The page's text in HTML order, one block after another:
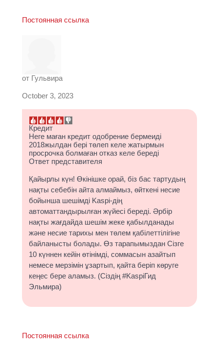
Постоянная ссылка
от Гульвира
October 3, 2023
Кредит
Неге маған кредит одобрение бермеиді
2018жылдан бері төлеп келе жатырмын
просрочка болмаған отказ келе береді
Ответ представителя
Қайырлы күн! Өкінішке орай, біз бас тартудың
нақты себебін айта алмаймыз, өйткені несие
бойынша шешімді Kaspi-дің
автоматтандырылған жүйесі береді. Әрбір
нақты жағдайда шешім жеке қабылданады
және несие тарихы мен төлем қабілеттілігіне
байланысты болады. Өз тарапымыздан Сізге
10 күннен кейін өтінімді, соммасын азайтып
немесе мерзімін ұзартып, қайта беріп көруге
кеңес бере аламыз. (Сіздің #KaspiГид
Эльмира)
Постоянная ссылка